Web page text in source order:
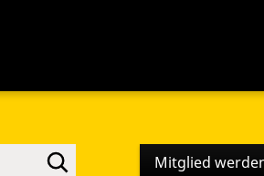
Mitglied